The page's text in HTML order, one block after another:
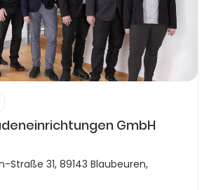
GmbH
Straße 31, 89143 Blaubeuren,